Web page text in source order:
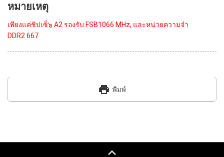
หมายเหตุ
เพียงแค่ชิปเซ็๖ A2 รองรับ FSB1066 MHz, และหน่วยความจำ
DDR2 667
print พิมพ์